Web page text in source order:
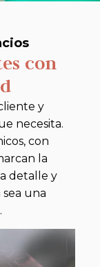
con
y
necesita.
con
la
detalle y
una